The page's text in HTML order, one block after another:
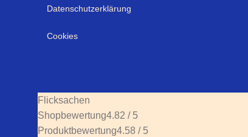
Datenschutzerklärung
Cookies
Flicksachen
Shopbewertung4.82 / 5
Produktbewertung4.58 / 5